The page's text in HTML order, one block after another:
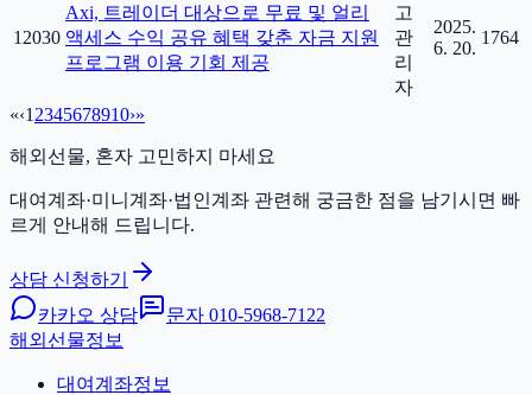
12030
Axi, 트레이더 대상으로 무료 및 얼리
액세스 수익 공유 혜택 갖춘 자금 지원
프로그램 이용 기회 제공
고
관
리
자
2025.
6. 20.
1764
«‹1 2345678910›»
해외선물, 혼자 고민하지 마세요
대여계좌·미니계좌·법인계좌 관련해 궁금한 점을 남기시면 빠
르게 안내해 드립니다.
상담 신청하기
카카오 상담
문자 010-5968-7122
해외선물정보
대여계좌정보